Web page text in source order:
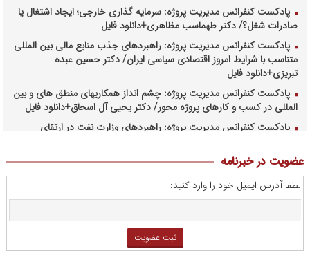
پادکست کنفرانس مدیریت پروژه: سرمایه گذاری خارجی؛ ایجاد اشتغال یا
صادرات شغل؟/ دکتر طهماسب مظاهری+دانلود فایل
پادکست کنفرانس مدیریت پروژه: راهبردهای جذب منابع مالی بین المللی
متناسب با شرایط امروز اقتصادی سیاسی ایران/ دکتر حسین عبده
تبریزی+دانلود فایل
پادکست کنفرانس مدیریت پروژه: چشم انداز همکاریهای منطق های و بین
المللی در کسب و کارهای پروژه محور/ دکتر یحیی آل اسحاق+دانلود فایل
پادکست کنفرانس مدیریت پروژه: راهبردهای وزارت نفت در ارتقای
فایل
پادکست کنفرانس مدیریت پروژه: حکمرانی در کسب و کارهای پروژه
محور/ دکتر محمد صبحیه+دانلود فایل
عضویت در خبرنامه
لطفا آدرس ایمیل خود را وارد کنید: